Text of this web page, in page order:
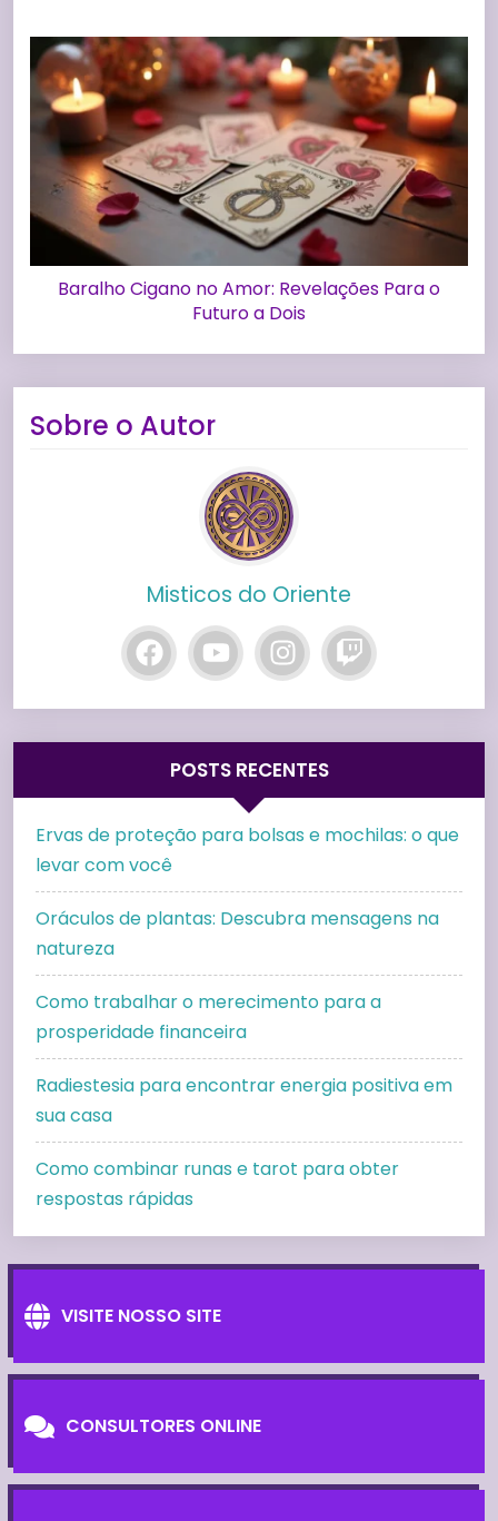
Baralho Cigano no Amor: Revelações Para o
Futuro a Dois
Sobre o Autor
Misticos do Oriente
POSTS RECENTES
Ervas de proteção para bolsas e mochilas: o que
levar com você
Oráculos de plantas: Descubra mensagens na
natureza
Como trabalhar o merecimento para a
prosperidade financeira
Radiestesia para encontrar energia positiva em
sua casa
Como combinar runas e tarot para obter
respostas rápidas
VISITE NOSSO SITE
CONSULTORES ONLINE